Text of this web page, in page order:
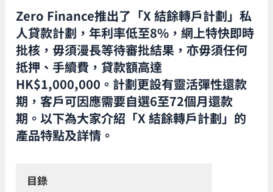
Zero Finance推出了「X 結餘轉戶計劃」私
人貸款計劃，年利率低至8%，網上特快即時
批核，毋須漫長等待審批結果，亦毋須任何
抵押、手續費，貸款額高達
HK$1,000,000。計劃更設有靈活彈性還款
期，客戶可因應需要自選6至72個月還款
期。以下為大家介紹「X 結餘轉戶計劃」的
產品特點及詳情。
目錄